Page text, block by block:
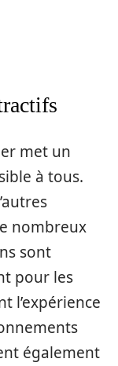
met un
à tous.
nombreux
sont
pour les
l’expérience
également